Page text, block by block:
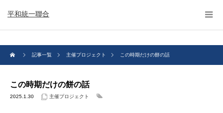
平和統一聯合
記事一覧 主催プロジェクト この時期だけの餅の話
この時期だけの餅の話
2025.1.30 主催プロジェクト